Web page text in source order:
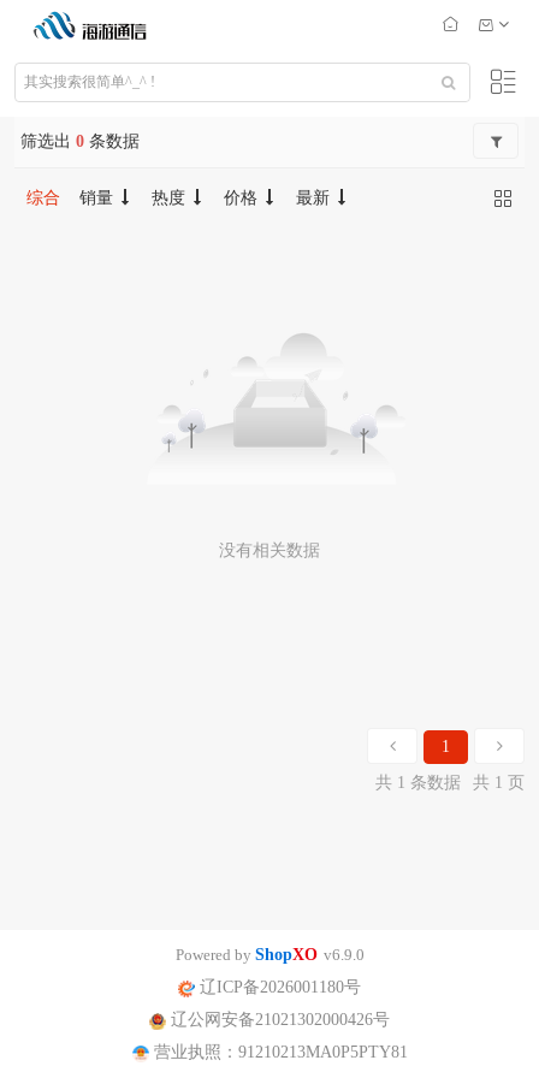
筛选出 0 条数据
综合 销量 热度 价格 最新
没有相关数据
1
共 1 条数据
共 1 页
Powered by ShopXO v6.9.0
辽ICP备2026001180号
辽公网安备21021302000426号
营业执照：91210213MA0P5PTY81